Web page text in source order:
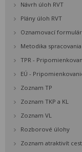
Návrh úloh RVT
Plány úloh RVT
Oznamovací formulár
Metodika spracovania
TPR -
EÚ -
Zoznam TP
Zoznam TKP a KL
Zoznam VL
Rozborové úlohy
Zoznam atraktivít